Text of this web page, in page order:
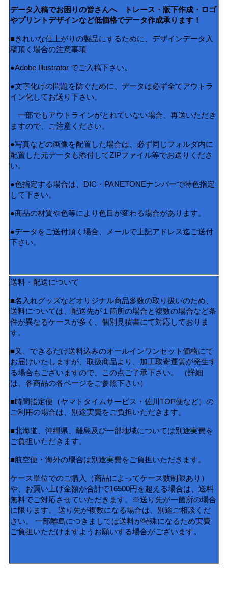
データ入稿でお困りの皆さんへ トレース・版下作成・ロゴ
やプリントデザインなど低価格でデータ作成承ります！
■きれいな仕上がりの製品にするために、デザインデータ入
稿頂く場合の注意事項
●Adobe Illustrator でご入稿下さい。
●文字化けの問題を防ぐために、データは必ず全てアウトラ
イン化してお送り下さい。
一部でもアウトラインがとれていない場合、再送いただき
ますので、ご注意ください。
●写真などの画像を配置した場合は、必ず同じフォルダ内に
配置した元データも添付してZIPファイル等でお送りくださ
い。
●色指定する場合は、DIC・PANETONEナンバーで特色指定
して下さい。
●商品の材質や色等により色目が変わる場合があります。
●データをご送付頂く場合、メールで上記アドレス迄ご送付
下さい。
送料・配送について
■名入れグッズなどオリジナル商品多数の取り扱いのため、
送料については、配送先が１箇所の場合と複数の場合など条
件が異なるケースが多く、個別見積書にて対応しておりま
す。
■又、できるだけ送料込みのオールインワンセット価格にて
お届けいたしますが、取扱商品より、加工取寄運賃が発生す
る場合もございますので、この点ご了承下さい。 （詳細
は、各商品の各ページをご参照下さい）
■時間指定便（ヤマトタイムサービス・佐川TOP便など）の
ご利用の場合は、別途実費をご負担いただきます。
■北海道、沖縄県、離島及び一部地域については別途実費を
ご負担いただきます。
■航空便・海外の場合は別途実費をご負担いただきます。
ケース単位でのご購入（商品によってケース数制限あり）
や、お買い上げ金額が合計で16500円を超える場合は、送料
無料でご対応させていただきます。※送り先が一箇所の場合
に限ります。 送り先が複数になる場合は、別途ご相談くだ
さい。 一部離島につきましては送料が特殊になるため実費
ご負担いただけますようお願いする場合がございます。